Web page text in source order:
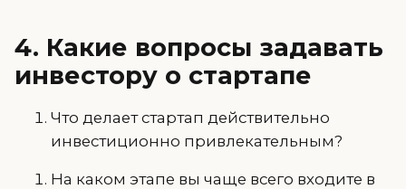
4. Какие вопросы задавать
инвестору о стартапе
Что делает стартап действительно
инвестиционно привлекательным?
На каком этапе вы чаще всего входите в